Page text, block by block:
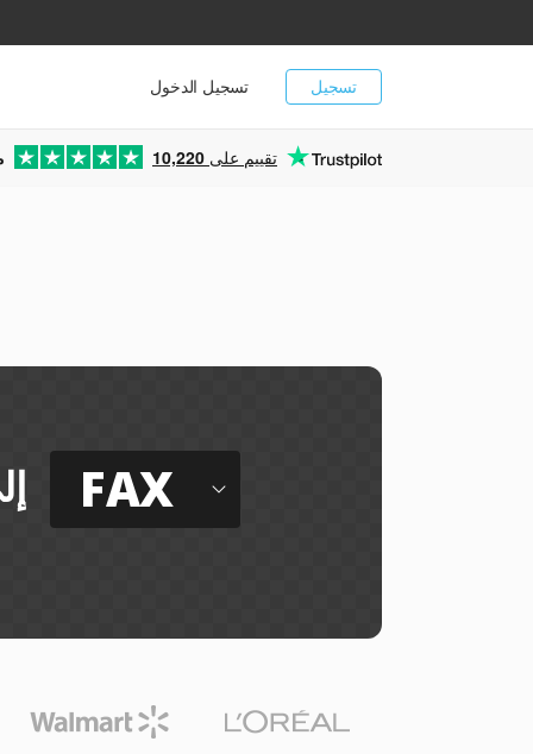
تسجيل تسجيل الدخول
10,220 تقييم على
FAX